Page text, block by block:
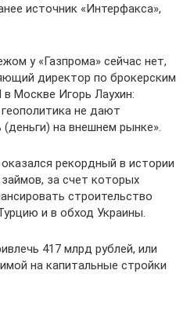
источник «Интерфакса»,
у «Газпрома» сейчас нет,
директор по брокерским
Москве Игорь Лаухин:
не дают
на внешнем рынке».
рекордный в истории
за счет которых
строительство
и в обход Украины.
417 млрд рублей, или
на капитальные стройки